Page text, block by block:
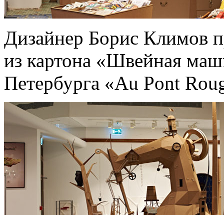
Дизайнер Борис Климов
из картона «Швейная
Петербурга «Au Pont